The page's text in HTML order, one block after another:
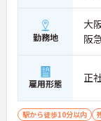
勤務地
大
阪
雇用形態 正
駅から徒歩10分以内